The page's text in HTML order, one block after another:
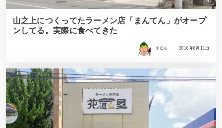
山之上につくってたラーメン店「まんてん」がオープ
ンしてる。実際に食べてきた
すどん 2016年6月11日